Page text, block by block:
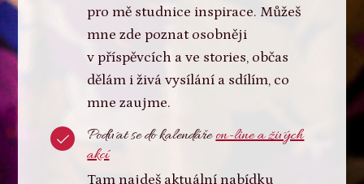
pro mě studnice inspirace. Můžeš
mne zde poznat osobněji
v příspěvcích a ve stories, občas
dělám i živá vysílání a sdílím, co
mne zaujme.
Podívat se do kalendářeon-line a živých
akcí
Tam najdeš aktuální nabídku